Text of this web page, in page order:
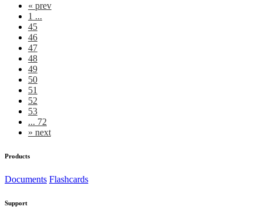
« prev
1 ...
45
46
47
48
49
50
51
52
53
... 72
» next
Products
Documents Flashcards
Support